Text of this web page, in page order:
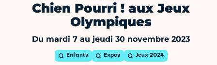
Chien Pourri ! aux Jeux
Olympiques
Du mardi 7 au jeudi 30 novembre 2023
Enfants Expos Jeux 2024